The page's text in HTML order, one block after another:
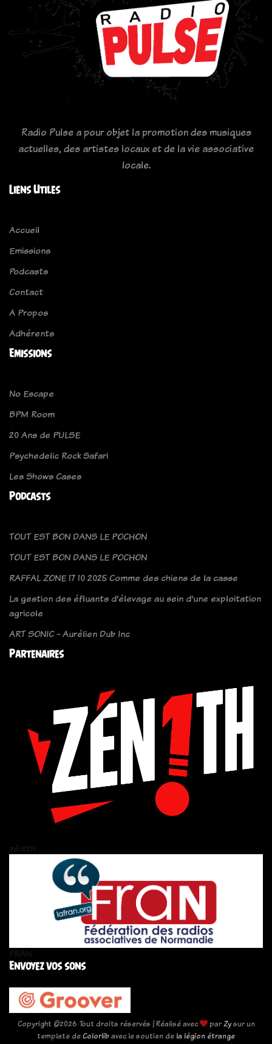
Radio Pulse a pour objet la promotion des musiques
actuelles, des artistes locaux et de la vie associative
locale.
Liens Utiles
Accueil
Emissions
Podcasts
Contact
A Propos
Adhérents
Emissions
No Escape
BPM Room
20 Ans de PULSE
Psychedelic Rock Safari
Les Shows Cases
Podcasts
TOUT EST BON DANS LE POCHON
TOUT EST BON DANS LE POCHON
RAFFAL ZONE 17 10 2025 Comme des chiens de la casse
La gestion des éfluants d'élevage au sein d'une exploitation
agricole
ART SONIC - Aurélien Dub Inc
Partenaires
Envoyez vos sons
Copyright ©2026 Tout droits réservés | Réalisé avec parZysur un
template deColorlibavec le soutien de la légion étrange